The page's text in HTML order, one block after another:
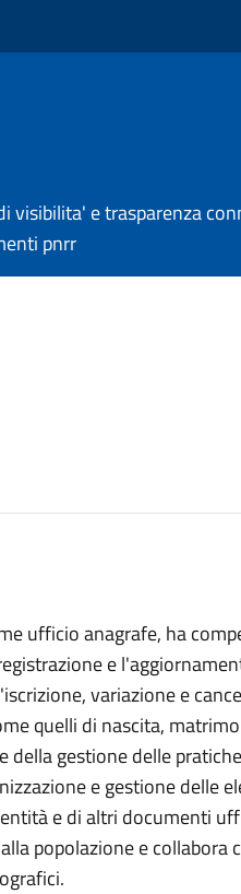
visibilita' e trasparenza
pnrr
ufficio anagrafe, ha
e
variazione e
quelli di nascita,
della gestione delle
e gestione delle
e di altri documenti
popolazione e